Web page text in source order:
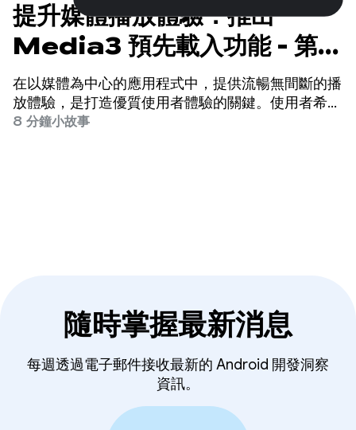
提升媒體播放體驗：推出
Media3 預先載入功能 - 第 1
部分
在以媒體為中心的應用程式中，提供流暢無間斷的播
放體驗，是打造優質使用者體驗的關鍵。使用者希望
影片能立即開始播放，且過程流暢無間斷。
8 分鐘小故事
隨時掌握最新消息
每週透過電子郵件接收最新的 Android 開發洞察
資訊。